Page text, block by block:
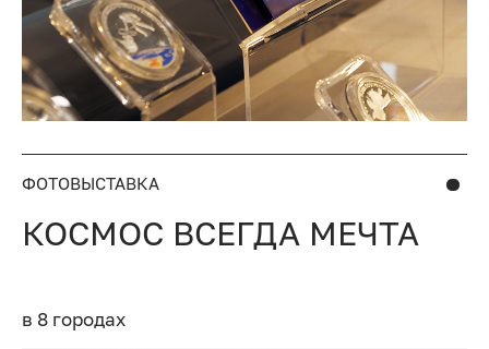
ФОТОВЫСТАВКА
КОСМОС ВСЕГДА МЕЧТА
в 8 городах